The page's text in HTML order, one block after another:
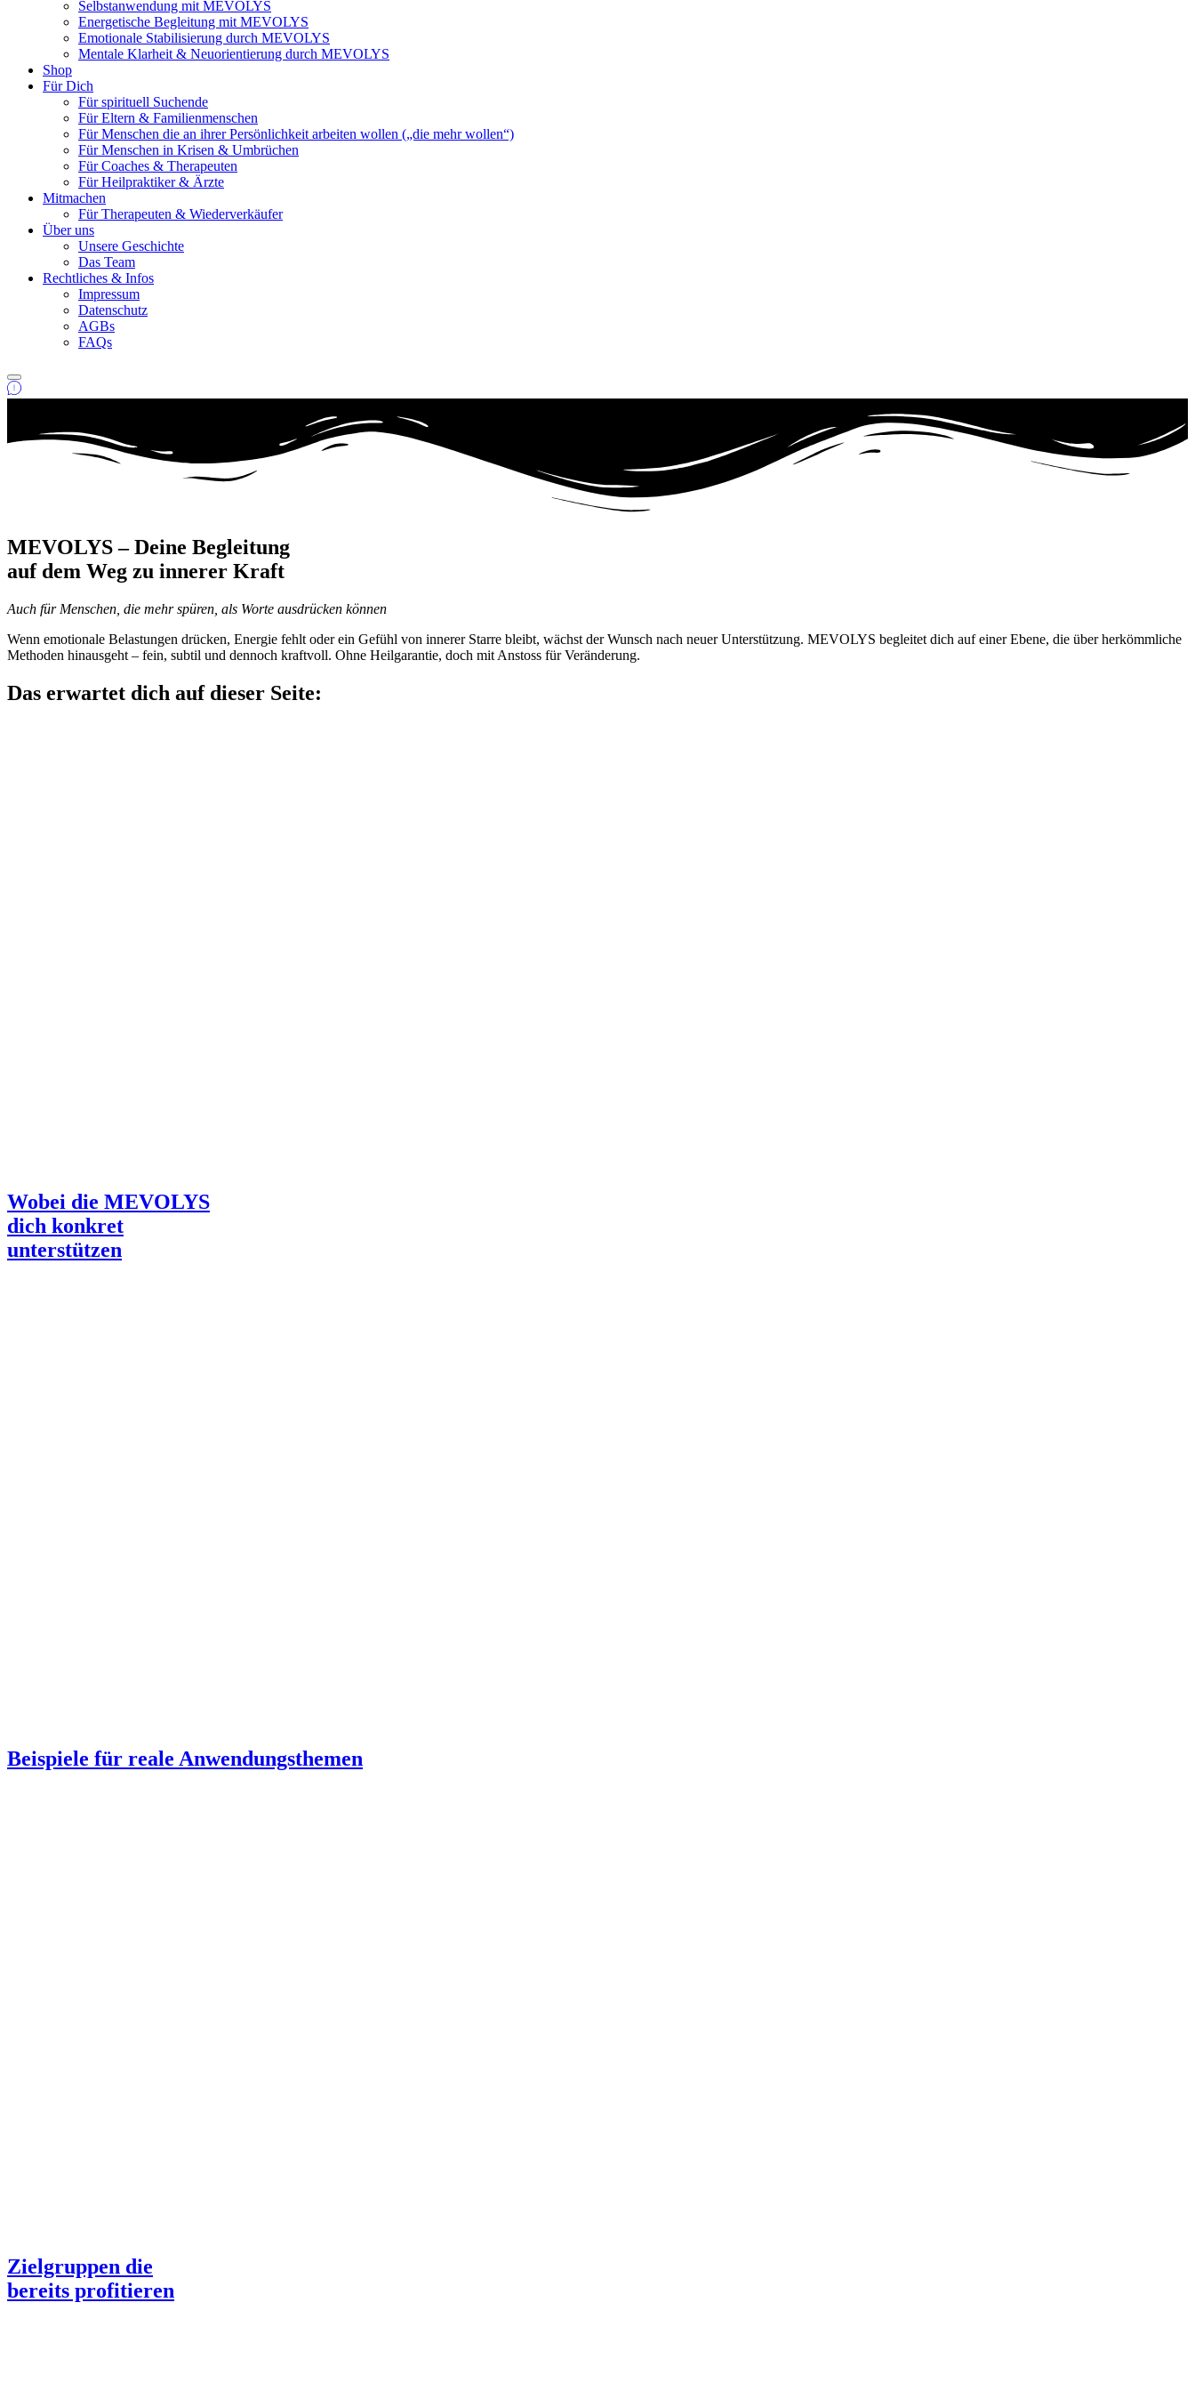
Selbstanwendung mit MEVOLYS
Energetische Begleitung mit MEVOLYS
Emotionale Stabilisierung durch MEVOLYS
Mentale Klarheit & Neuorientierung durch MEVOLYS
Shop
Für Dich
Für spirituell Suchende
Für Eltern & Familienmenschen
Für Menschen die an ihrer Persönlichkeit arbeiten wollen („die mehr wollen“)
Für Menschen in Krisen & Umbrüchen
Für Coaches & Therapeuten
Für Heilpraktiker & Ärzte
Mitmachen
Für Therapeuten & Wiederverkäufer
Über uns
Unsere Geschichte
Das Team
Rechtliches & Infos
Impressum
Datenschutz
AGBs
FAQs
MEVOLYS – Deine Begleitung
auf dem Weg zu innerer Kraft
Auch für Menschen, die mehr spüren, als Worte ausdrücken können
Wenn emotionale Belastungen drücken, Energie fehlt oder ein Gefühl von innerer Starre bleibt, wächst der Wunsch nach neuer Unterstützung. MEVOLYS begleitet dich auf einer Ebene, die über herkömmliche
Methoden hinausgeht – fein, subtil und dennoch kraftvoll. Ohne Heilgarantie, doch mit Anstoss für Veränderung.
Das erwartet dich auf dieser Seite:
Wobei die MEVOLYS
dich konkret
unterstützen
Beispiele für reale Anwendungsthemen
Zielgruppen die
bereits profitieren